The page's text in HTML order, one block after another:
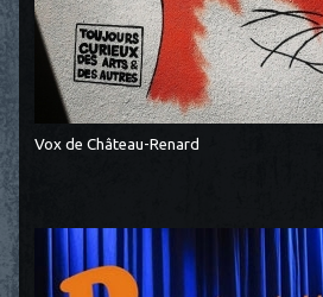
Vox de Château-Renard